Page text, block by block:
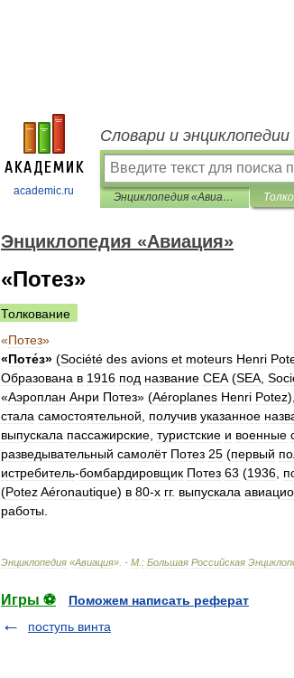
academic.ru
Словари и
Энциклопедия «Авиация»
Энциклопедия «Авиация»
«Потез»
Толкование
«Потез»
«Поте́з» (Société des avions et moteurs Henri
Образована в 1916 под название СЕА (SEA
«Аэроплан Анри Потез» (Aéroplanes Henri Potez),
стала самостоятельной получив указанное
выпускала пассажирские туристские и военные
разведывательный самолёт Потез 25 (первый
истребитель-бомбардировщик Потез 63 (1936
(PotezAéronautique) в 80-х гг. выпускала
работы
Энциклопедия «Авиация». - М : Большая Российская
Игры ⚽
Поможем написать реферат
поступь винта